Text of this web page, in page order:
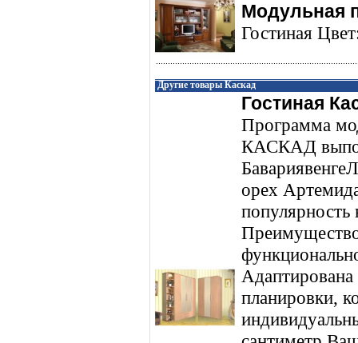
Модульная
Гостиная
Другие товары Каскад
Гостиная
Программа
КАСКАД
орех
популярность
планировки,